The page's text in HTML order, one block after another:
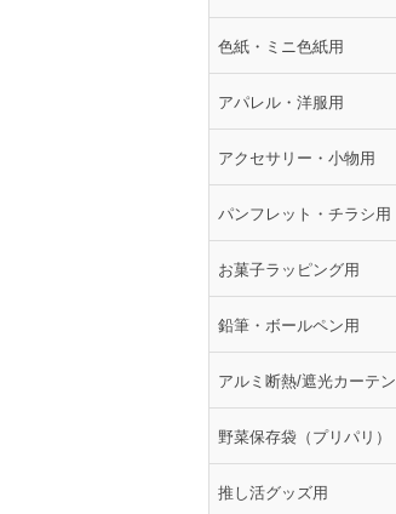
色紙・ミニ色紙用
アパレル・洋服用
アクセサリー・小物用
パンフレット・チラシ用
お菓子ラッピング用
鉛筆・ボールペン用
アルミ断熱/遮光カーテン
野菜保存袋（プリパリ）
推し活グッズ用